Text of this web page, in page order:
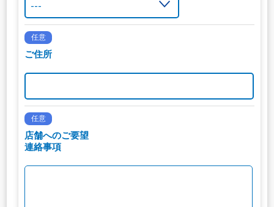
任意
ご住所
任意
店舗へのご要望
連絡事項